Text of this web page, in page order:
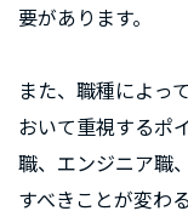
要があります。
また、職種によっ
おいて重視するポ
職、エンジニア職
すべきことが変わ